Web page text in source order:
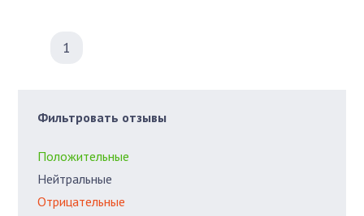
1
Фильтровать отзывы
Положительные
Нейтральные
Отрицательные